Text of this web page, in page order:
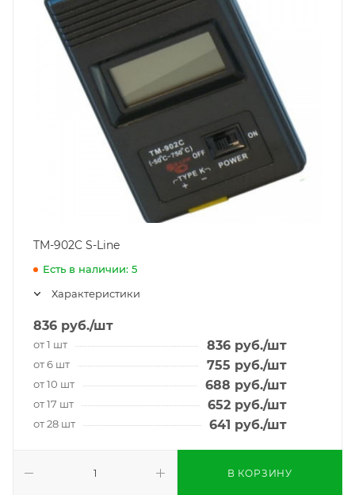
TM-902C S-Line
Есть в наличии: 5
Характеристики
836 руб./шт
от 1 шт 836 руб./шт
от 6 шт 755 руб./шт
от 10 шт 688 руб./шт
от 17 шт 652 руб./шт
от 28 шт 641 руб./шт
В КОРЗИНУ